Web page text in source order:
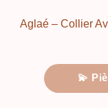
Aglaé – Collier
💫